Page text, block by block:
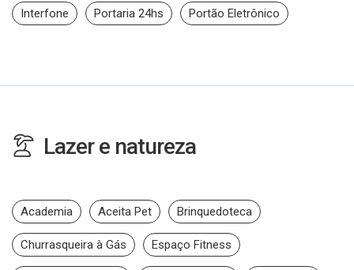
Interfone Portaria 24hs Portão Eletrônico
Lazer e natureza
Academia Aceita Pet Brinquedoteca
Churrasqueira à Gás Espaço Fitness